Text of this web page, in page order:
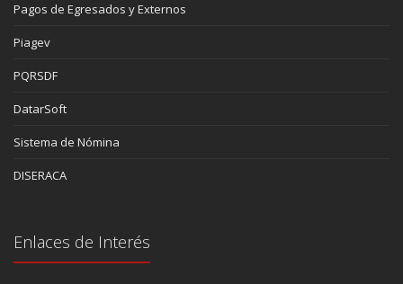
Pagos de Egresados y Externos
Piagev
PQRSDF
DatarSoft
Sistema de Nómina
DISERACA
Enlaces de Interés